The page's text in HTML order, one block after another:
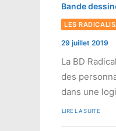
Bande
LES
29 juillet 2019
La BD
des
dans une
LIRE LA SUITE